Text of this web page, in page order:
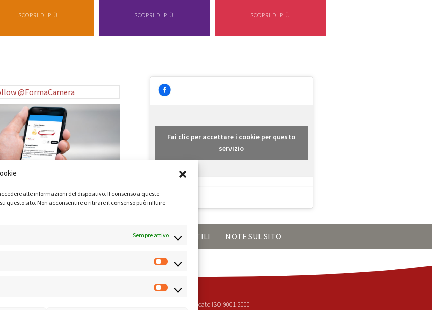
alle informazioni del dispositivo. Il consenso a queste
sito. Non acconsentire o ritirare il consenso può influire
Sempre attivo
SCOPRI DI PIÙ SCOPRI DI PIÙ SCOPRI DI PIÙ
@FormaCamera
Fai clic per accettare i cookie per questo
servizio
COOKIE POLICY LINK UTILI NOTE SUL SITO
Camera di Commercio di Roma Sistema di Gestione Qualità Certificato ISO 9001:2000